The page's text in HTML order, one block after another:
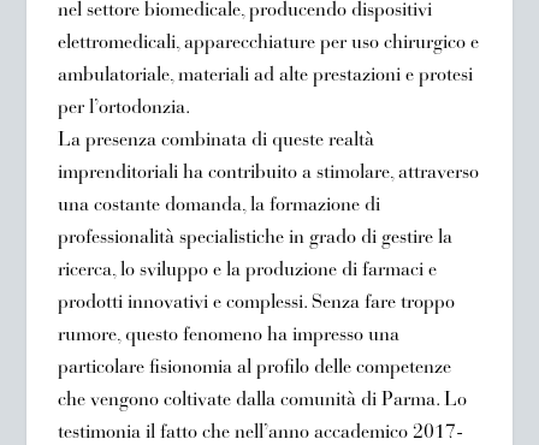
nel settore biomedicale, producendo dispositivi
elettromedicali, apparecchiature per uso chirurgico e
ambulatoriale, materiali ad alte prestazioni e protesi
per l’ortodonzia.
La presenza combinata di queste realtà
imprenditoriali ha contribuito a stimolare, attraverso
una costante domanda, la formazione di
professionalità specialistiche in grado di gestire la
ricerca, lo sviluppo e la produzione di farmaci e
prodotti innovativi e complessi. Senza fare troppo
rumore, questo fenomeno ha impresso una
particolare fisionomia al profilo delle competenze
che vengono coltivate dalla comunità di Parma. Lo
testimonia il fatto che nell’anno accademico 2017-